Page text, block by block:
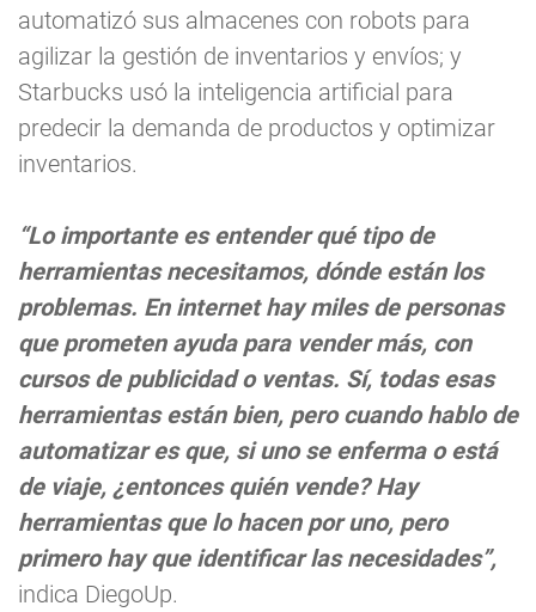
automatizó sus almacenes con robots para
agilizar la gestión de inventarios y envíos; y
Starbucks usó la inteligencia artificial para
predecir la demanda de productos y optimizar
inventarios.
“Lo importante es entender qué tipo de
herramientas necesitamos, dónde están los
problemas. En internet hay miles de personas
que prometen ayuda para vender más, con
cursos de publicidad o ventas. Sí, todas esas
herramientas están bien, pero cuando hablo de
automatizar es que, si uno se enferma o está
de viaje, ¿entonces quién vende? Hay
herramientas que lo hacen por uno, pero
primero hay que identificar las necesidades”,
indica DiegoUp.